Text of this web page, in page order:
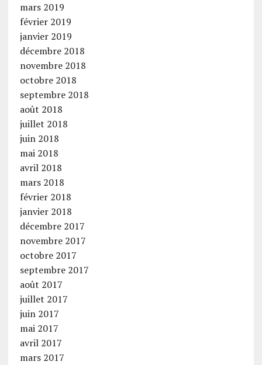
mars 2019
février 2019
janvier 2019
décembre 2018
novembre 2018
octobre 2018
septembre 2018
août 2018
juillet 2018
juin 2018
mai 2018
avril 2018
mars 2018
février 2018
janvier 2018
décembre 2017
novembre 2017
octobre 2017
septembre 2017
août 2017
juillet 2017
juin 2017
mai 2017
avril 2017
mars 2017